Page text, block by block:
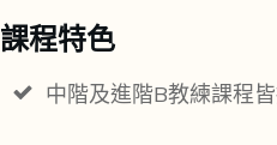
課程特色
中階及進階B教練課程